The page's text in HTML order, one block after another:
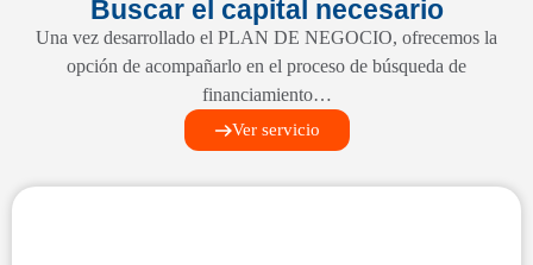
Buscar el capital necesario
Una vez desarrollado el PLAN DE NEGOCIO, ofrecemos la
opción de acompañarlo en el proceso de búsqueda de
financiamiento…
Ver servicio